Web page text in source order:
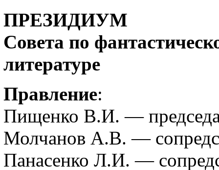
ПРЕЗИДИУМ
Совета по
литературе
Правление:
Пищенко В.И. —
Молчанов А.В. —
Панасенко Л.И. —